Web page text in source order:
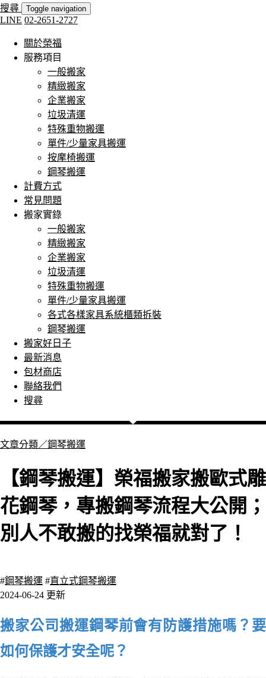
搜尋 Toggle navigation
LINE 02-2651-2727
關於榮福
服務項目
一般搬家
精緻搬家
企業搬家
垃圾清運
特殊重物搬運
單件/少量家具搬運
按摩椅搬運
鋼琴搬運
計費方式
常見問題
搬家實錄
一般搬家
精緻搬家
企業搬家
垃圾清運
特殊重物搬運
單件/少量家具搬運
各式各樣家具系統櫃類拆裝
鋼琴搬運
搬家好日子
最新消息
包材商店
聯絡我們
搜尋
文章分類／鋼琴搬運
【鋼琴搬運】榮福搬家搬歐式雕
花鋼琴，專搬鋼琴流程大公開；
別人不敢搬的找榮福就對了！
#鋼琴搬運 #直立式鋼琴搬運
2024-06-24 更新
搬家公司搬運鋼琴前會有防護措施嗎？要
如何保護才安全呢？